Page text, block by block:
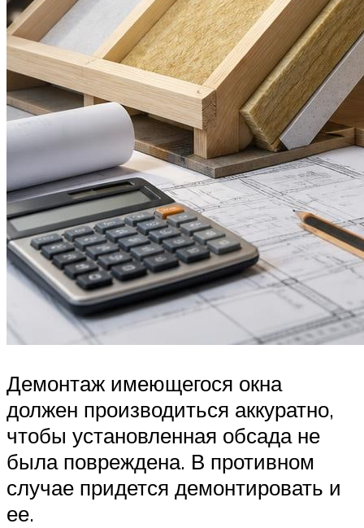
Демонтаж имеющегося окна
должен производиться аккуратно,
чтобы установленная обсада не
была повреждена. В противном
случае придется демонтировать и
ее.